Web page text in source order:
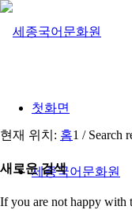
첫화면
세종국어문화원
현재 위치: 홈1 / Search
새로운 검색
If you are not happy with